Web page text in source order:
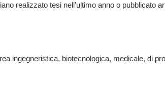
realizzato tesi nell’ultimo anno o pubblicato
ingegneristica, biotecnologica, medicale, di